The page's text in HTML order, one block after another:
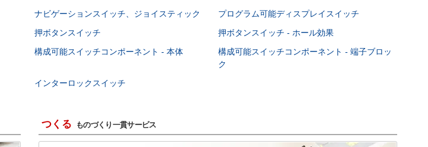
ナビゲーションスイッチ、ジョイスティック
プログラム可能ディスプレイスイッチ
押ボタンスイッチ
押ボタンスイッチ - ホール効果
構成可能スイッチコンポーネント - 本体
構成可能スイッチコンポーネント - 端子ブロッ
ク
インターロックスイッチ
つくる ものづくり一貫サービス